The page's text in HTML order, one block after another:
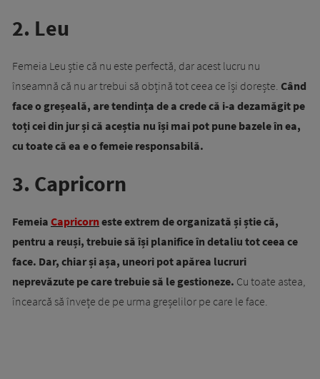
2. Leu
Femeia Leu știe că nu este perfectă, dar acest lucru nu
înseamnă că nu ar trebui să obțină tot ceea ce își dorește. Când
face o greșeală, are tendința de a crede că i-a dezamăgit pe
toți cei din jur și că aceștia nu își mai pot pune bazele în ea,
cu toate că ea e o femeie responsabilă.
3. Capricorn
Femeia Capricorneste extrem de organizată și știe că,
pentru a reuși, trebuie să își planifice în detaliu tot ceea ce
face. Dar, chiar și așa, uneori pot apărea lucruri
neprevăzute pe care trebuie să le gestioneze. Cu toate astea,
încearcă să învețe de pe urma greșelilor pe care le face.